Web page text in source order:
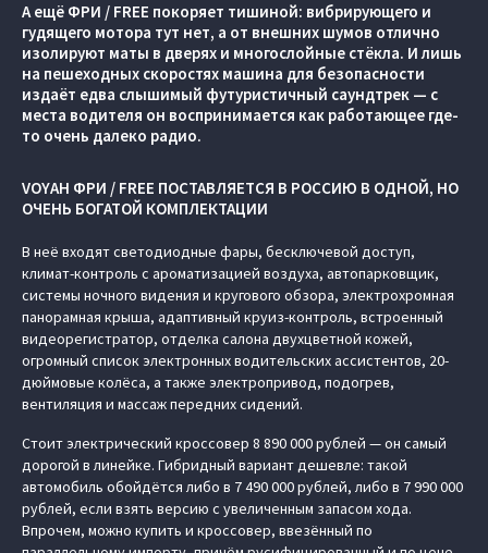
А ещё ФРИ / FREE покоряет тишиной: вибрирующего и
гудящего мотора тут нет, а от внешних шумов отлично
изолируют маты в дверях и многослойные стёкла. И лишь
на пешеходных скоростях машина для безопасности
издаёт едва слышимый футуристичный саундтрек — с
места водителя он воспринимается как работающее где-
то очень далеко радио.
VOYAH ФРИ / FREE ПОСТАВЛЯЕТСЯ В РОССИЮ В ОДНОЙ, НО
ОЧЕНЬ БОГАТОЙ КОМПЛЕКТАЦИИ
В неё входят светодиодные фары, бесключевой доступ,
климат-контроль с ароматизацией воздуха, автопарковщик,
системы ночного видения и кругового обзора, электрохромная
панорамная крыша, адаптивный круиз-контроль, встроенный
видеорегистратор, отделка салона двухцветной кожей,
огромный список электронных водительских ассистентов, 20-
дюймовые колёса, а также электропривод, подогрев,
вентиляция и массаж передних сидений.
Стоит электрический кроссовер 8 890 000 рублей — он самый
дорогой в линейке. Гибридный вариант дешевле: такой
автомобиль обойдётся либо в 7 490 000 рублей, либо в 7 990 000
рублей, если взять версию с увеличенным запасом хода.
Впрочем, можно купить и кроссовер, ввезённый по